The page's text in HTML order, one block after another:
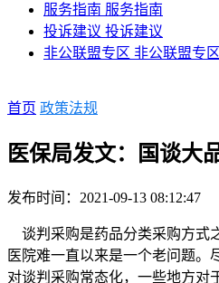
服务指南 服务指南
投诉建议 投诉建议
非公联盟专区 非公联盟专区
首页 政策法规
医保局发文：国谈大
发布时间：2021-09-13 08:12:47
谈判采购是药品分类采购方式
医院难一直以来是一个老问题。
对谈判采购常态化，一些地方对